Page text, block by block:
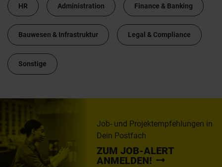
HR Administration Finance & Banking
Bauwesen & Infrastruktur Legal & Compliance
Sonstige
Job- und Projektempfehlungen in
Dein Postfach
ZUM JOB-ALERT
ANMELDEN!